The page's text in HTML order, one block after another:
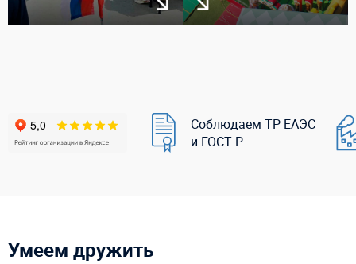
Соблюдаем ТР ЕАЭС
и ГОСТ Р
Умеем дружить